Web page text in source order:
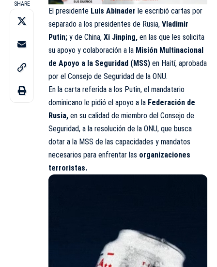
SHARE
El presidente Luis Abinader le escribió cartas por
separado a los presidentes de Rusia, Vladimir
Putin; y de China, Xi Jinping, en las que les solicita
su apoyo y colaboración a la Misión Multinacional
de Apoyo a la Seguridad (MSS) en Haití, aprobada
por el Consejo de Seguridad de la ONU.
En la carta referida a los Putin, el mandatario
dominicano le pidió el apoyo a la Federación de
Rusia, en su calidad de miembro del Consejo de
Seguridad, a la resolución de la ONU, que busca
dotar a la MSS de las capacidades y mandatos
necesarios para enfrentar las organizaciones
terroristas.